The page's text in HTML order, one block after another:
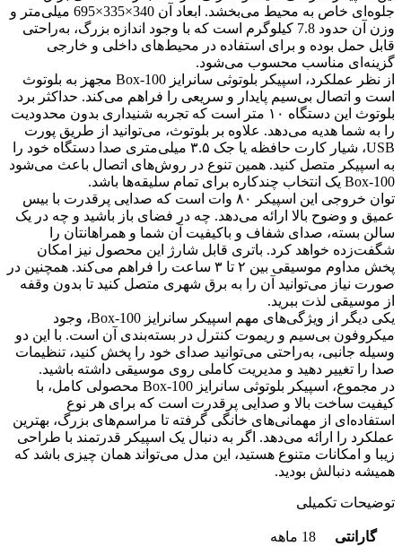
جلوه‌ای خاص به محیط می‌بخشد. ابعاد آن 340×335×695 میلی‌متر و
وزن آن حدود 7.8 کیلوگرم است که با وجود اندازه بزرگ، به‌راحتی
قابل حمل بوده و برای استفاده در محیط‌های داخلی و خارجی
گزینه‌ای مناسب محسوب می‌شود.
از نظر عملکرد، اسپیکر بلوتوثی سانرایز Box-100 مجهز به بلوتوث
است و اتصال بی‌سیم پایدار و سریعی را فراهم می‌کند. حداکثر برد
بلوتوث این دستگاه ۱۰ متر است که تجربه شنیداری بدون محدودیت
را به شما هدیه می‌دهد. علاوه بر بلوتوث، می‌توانید از طریق پورت
USB، شیار کارت حافظه یا جک ۳.۵ میلی‌متری صدا دستگاه خود را
به اسپیکر متصل کنید. همین تنوع در روش‌های اتصال باعث می‌شود
Box-100 یک انتخاب چندکاره برای تمام سلیقه‌ها باشد.
توان خروجی این اسپیکر ۸۰ وات است که صدایی پرقدرت با بیس
عمیق و وضوح بالا ارائه می‌دهد. چه در فضای باز باشید و چه در یک
سالن بسته، صدای شفاف و باکیفیت آن شما و همراهانتان را
شگفت‌زده خواهد کرد. باتری قابل شارژ این محصول نیز امکان
پخش مداوم موسیقی بین ۲ تا ۳ ساعت را فراهم می‌کند. همچنین در
صورت نیاز می‌توانید آن را به برق شهری متصل کنید تا بدون وقفه
از موسیقی لذت ببرید.
یکی دیگر از ویژگی‌های مهم اسپیکر سانرایز Box-100، وجود
میکروفون بی‌سیم و ریموت کنترل در بسته‌بندی آن است. با این دو
وسیله جانبی، به‌راحتی می‌توانید صدای خود را پخش کنید، تنظیمات
صدا را تغییر دهید و مدیریت کاملی روی موسیقی داشته باشید.
در مجموع، اسپیکر بلوتوثی سانرایز Box-100 محصولی کامل، با
کیفیت ساخت بالا و صدایی پرقدرت است که برای هر نوع
استفاده‌ای از مهمانی‌های خانگی گرفته تا مراسم‌های بزرگ، بهترین
عملکرد را ارائه می‌دهد. اگر به دنبال یک اسپیکر قدرتمند با طراحی
زیبا و امکانات متنوع هستید، این مدل می‌تواند همان چیزی باشد که
همیشه دنبالش بودید.
توضیحات تکمیلی
گارانتی 18 ماهه